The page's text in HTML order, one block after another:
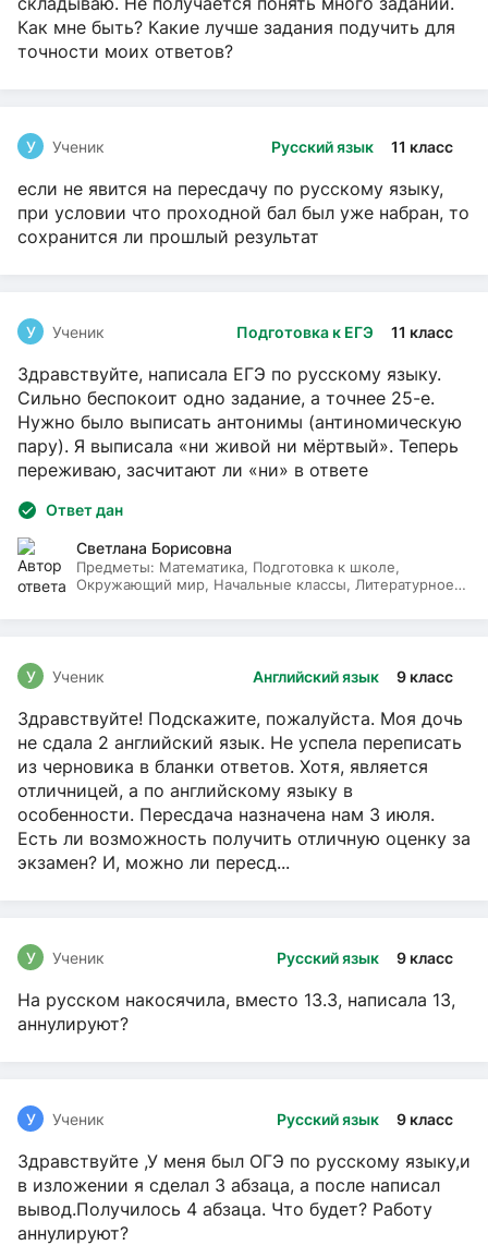
Как мне быть? Какие лучше задания подучить для
точности моих ответов?
Русский язык 11 класс
У Ученик
если не явится на пересдачу по русскому языку,
при условии что проходной бал был уже набран, то
сохранится ли прошлый результат
Подготовка к ЕГЭ 11 класс
У Ученик
Здравствуйте, написала ЕГЭ по русскому языку.
Сильно беспокоит одно задание, а точнее 25-е.
Нужно было выписать антонимы (антиномическую
пару). Я выписала «ни живой ни мёртвый». Теперь
переживаю, засчитают ли «ни» в ответе
Ответ дан
Светлана Борисовна
Предметы: Математика, Подготовка к школе,
Окружающий мир, Начальные классы, Литературное
Английский язык 9 класс
У Ученик
Здравствуйте! Подскажите, пожалуйста. Моя дочь
не сдала 2 английский язык. Не успела переписать
из черновика в бланки ответов. Хотя, является
отличницей, а по английскому языку в
особенности. Пересдача назначена нам 3 июля.
Есть ли возможность получить отличную оценку за
экзамен? И, можно ли пересд...
Русский язык 9 класс
У Ученик
На русском накосячила, вместо 13.3, написала 13,
аннулируют?
Русский язык 9 класс
У Ученик
Здравствуйте ,У меня был ОГЭ по русскому языку,и
в изложении я сделал 3 абзаца, а после написал
вывод.Получилось 4 абзаца. Что будет? Работу
аннулируют?